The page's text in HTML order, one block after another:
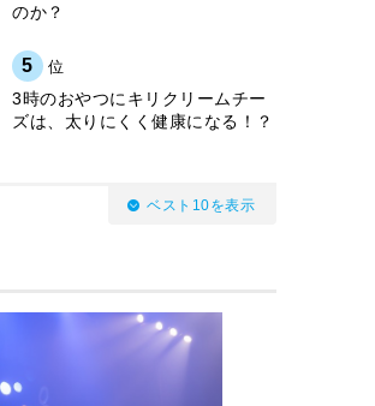
のか？
5 位
3時のおやつにキリクリームチー
ズは、太りにくく健康になる！？
ベスト10を表示